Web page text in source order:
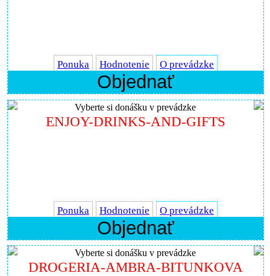
Ponuka Hodnotenie O prevádzke
Objednať
Vyberte si donášku v prevádzke
ENJOY-DRINKS-AND-GIFTS
Ponuka Hodnotenie O prevádzke
Objednať
Vyberte si donášku v prevádzke
DROGERIA-AMBRA-BITUNKOVA